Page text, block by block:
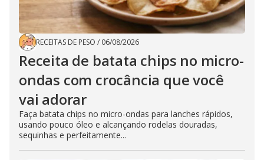
RECEITAS DE PESO / 06/08/2026
Receita de batata chips no micro-
ondas com crocância que você
vai adorar
Faça batata chips no micro-ondas para lanches rápidos,
usando pouco óleo e alcançando rodelas douradas,
sequinhas e perfeitamente...